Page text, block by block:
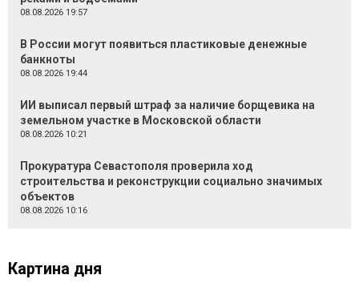
08.08.2026 19:57
В России могут появиться пластиковые денежные
банкноты
08.08.2026 19:44
ИИ выписал первый штраф за наличие борщевика на
земельном участке в Московской области
08.08.2026 10:21
Прокуратура Севастополя проверила ход
строительства и реконструкции социально значимых
объектов
08.08.2026 10:16
Картина дня